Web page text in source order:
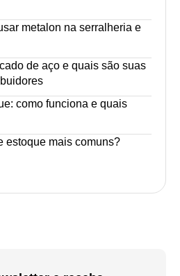
metalon na serralheria e
de aço e quais são suas
como funciona e quais
estoque mais comuns?